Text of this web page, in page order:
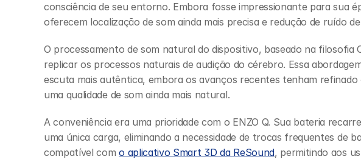
consciência de seu entorno. Embora fosse impressionante para sua
oferecem localização de som ainda mais precisa e redução de ruído
O processamento de som natural do dispositivo, baseado na filosofia
replicar os processos naturais de audição do cérebro. Essa
escuta mais autêntica, embora os avanços recentes tenham refinado
uma qualidade de som ainda mais natural.
A conveniência era uma prioridade com o ENZO Q. Sua bateria
uma única carga, eliminando a necessidade de trocas frequentes de
compatível com o aplicativo Smart 3D da ReSound, permitindo aos